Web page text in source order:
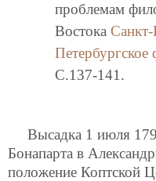
проблемам
Востока Санкт-
Петербургское
C.137-141.
Высадка 1 июля
Бонапарта в
положение Коптской